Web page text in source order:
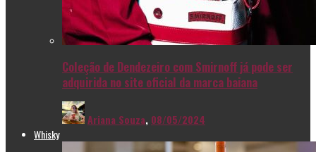
Coleção de Dendezeiro com Smirnoff já pode ser
adquirida no site oficial da marca baiana
Ariana Souza, 08/05/2024
Whisky